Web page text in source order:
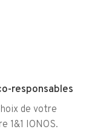
responsables
de votre
1&1 IONOS.